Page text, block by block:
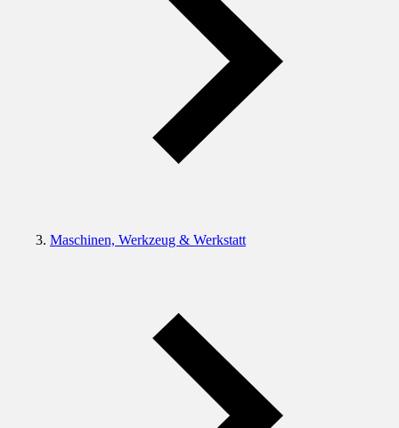
Maschinen, Werkzeug & Werkstatt